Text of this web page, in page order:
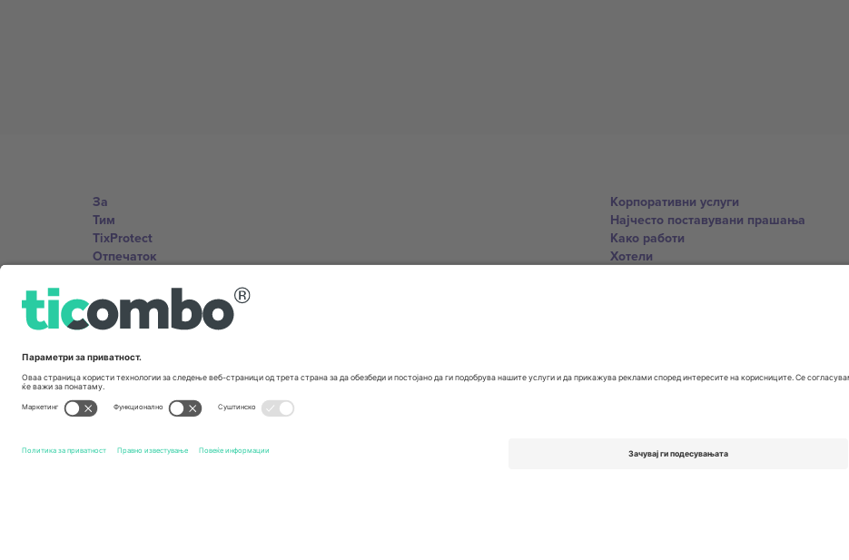
За
Тим
TixProtect
Отпечаток
Придружна програма
Корпоративни услуги
Најчесто поставувани прашања
Како работи
Хотели